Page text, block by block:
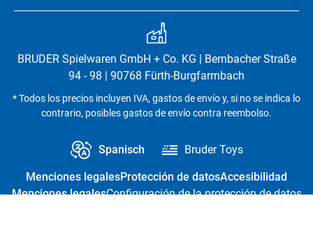
BRUDER Spielwaren GmbH + Co. KG | Bernbacher Straße
94 - 98 | 90768 Fürth-Burgfarrnbach
* Todos los precios incluyen IVA, gastos de envío y, si no se indica lo
contrario, posibles gastos de envío contra reembolso.
Spanisch Bruder Toys
Menciones legalesProtección de datosAccesibilidad
Menciones legalesConfiguración de la protección de datos